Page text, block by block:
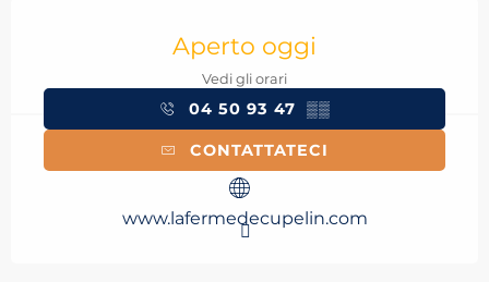
Aperto oggi
Vedi gli orari
04 50 93 47 ▒▒
CONTATTATECI
www.lafermedecupelin.com